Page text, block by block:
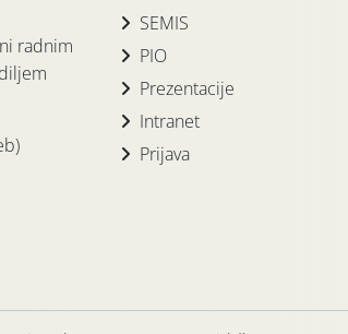
radnim
SEMIS
PIO
Prezentacije
Intranet
Prijava